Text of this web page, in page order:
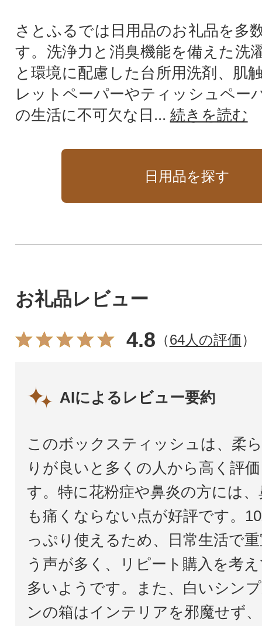
さとふるでは日用品のお礼品を多
す。洗浄力と消臭機能を備えた洗
と環境に配慮した台所用洗剤、肌
レットペーパーやティッシュペー
の生活に不可欠な日... 続きを読む
日用品を探す
お礼品レビュー
4.8 （64人の評価）
AIによるレビュー要約
このボックスティッシュは、柔
りが良いと多くの人から高く評
す。特に花粉症や鼻炎の方には
も痛くならない点が好評です。
っぷり使えるため、日常生活で
う声が多く、リピート購入を考
多いようです。また、白いシン
ンの箱はインテリアを邪魔せず